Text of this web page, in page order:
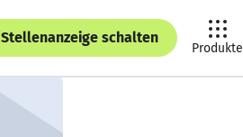
Stellenanzeige schalten
Produkte